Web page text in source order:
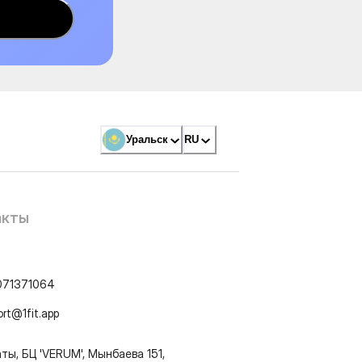
Уральск RU
БЦ 'VERUM', Мынбаева 151,